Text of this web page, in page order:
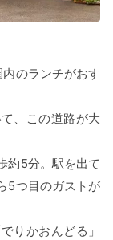
のランチがおす
、この道路が大
約5分。駅を出て
5つ目のガストが
りかおんどる」